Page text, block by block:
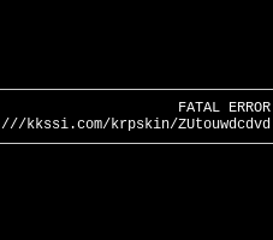
FATAL
///kkssi.com/krpskin/